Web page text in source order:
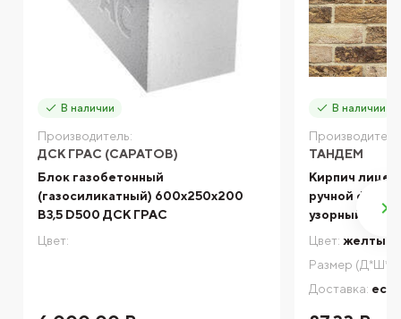
В наличии
Производитель:
ДСК ГРАС (САРАТОВ)
Блок газобетонный
(газосиликатный) 600x250x200
B3,5 D500 ДСК ГРАС
Цвет:
В наличии
ТАНДЕМ
Кирпич
ручной
узорный,
Цвет: желтый
Размер
Доставка: есть